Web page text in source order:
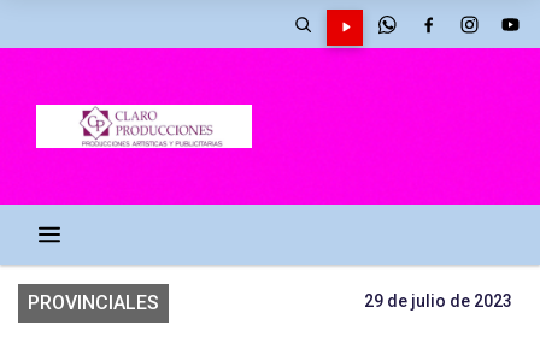
PROVINCIALES 29 de julio de 2023